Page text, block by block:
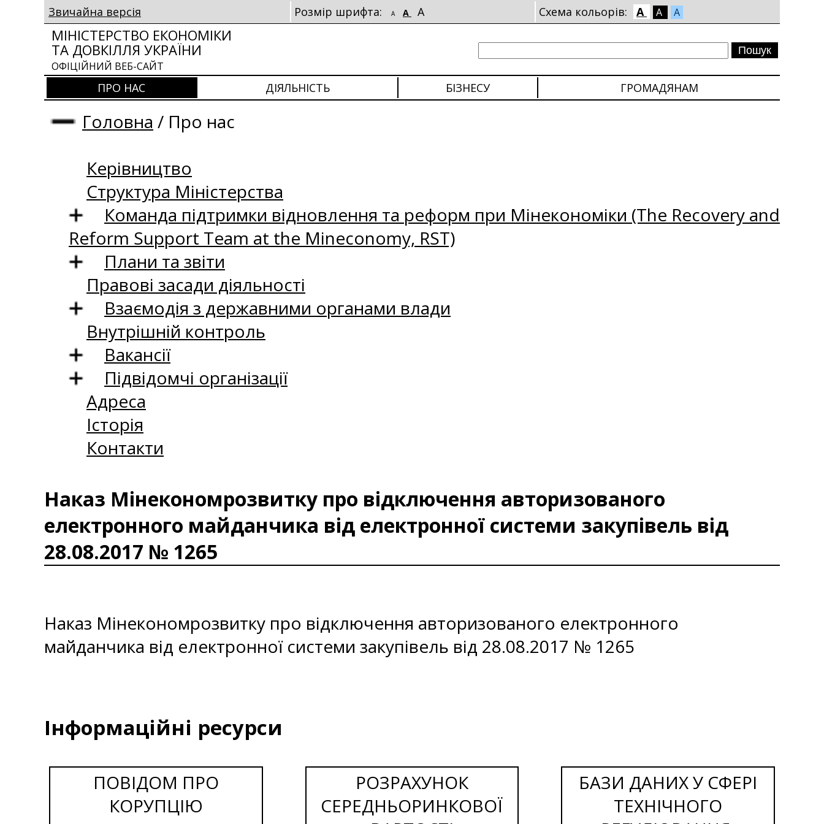
Звичайна версія Розмір шрифта: A A A Схема кольорів: A A A
МІНІСТЕРСТВО ЕКОНОМІКИ
ТА ДОВКІЛЛЯ УКРАЇНИ
ОФІЦІЙНИЙ ВЕБ-САЙТ
ПРО НАС ДІЯЛЬНІСТЬ БІЗНЕСУ ГРОМАДЯНАМ
Головна / Про нас
Керівництво
Структура Міністерства
Команда підтримки відновлення та реформ при Мінекономіки (The Recovery and
Reform Support Team at the Mineconomy, RST)
Плани та звіти
Правові засади діяльності
Взаємодія з державними органами влади
Внутрішній контроль
Вакансії
Підвідомчі організації
Адреса
Історія
Контакти
Наказ Мінекономрозвитку про відключення авторизованого
електронного майданчика від електронної системи закупівель від
28.08.2017 № 1265
Наказ Мінекономрозвитку про відключення авторизованого електронного
майданчика від електронної системи закупівель від 28.08.2017 № 1265
Інформаційні ресурси
ПОВІДОМ ПРО
КОРУПЦІЮ
РОЗРАХУНОК
СЕРЕДНЬОРИНКОВОЇ
БАЗИ ДАНИХ У СФЕРІ
ТЕХНІЧНОГО